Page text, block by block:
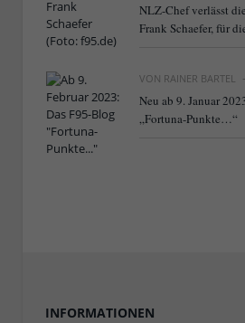
NLZ-Chef verlässt
Frank Schaefer, für
VON RAINER BARTEL
Neu ab 9. Januar
„Fortuna-Punkte…“
INFORMATIONEN